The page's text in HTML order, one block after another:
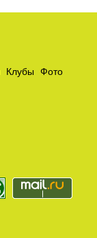
Клубы
Фото